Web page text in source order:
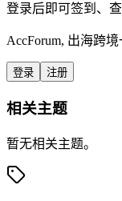
登录后即可签到、
AccForum, 出海跨
登录 注册
相关主题
暂无相关主题。